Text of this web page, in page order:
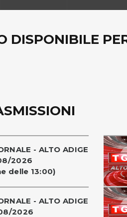
DISPONIBILE
- ALTO ADIGE
2026
delle 13:00)
- ALTO ADIGE
2026